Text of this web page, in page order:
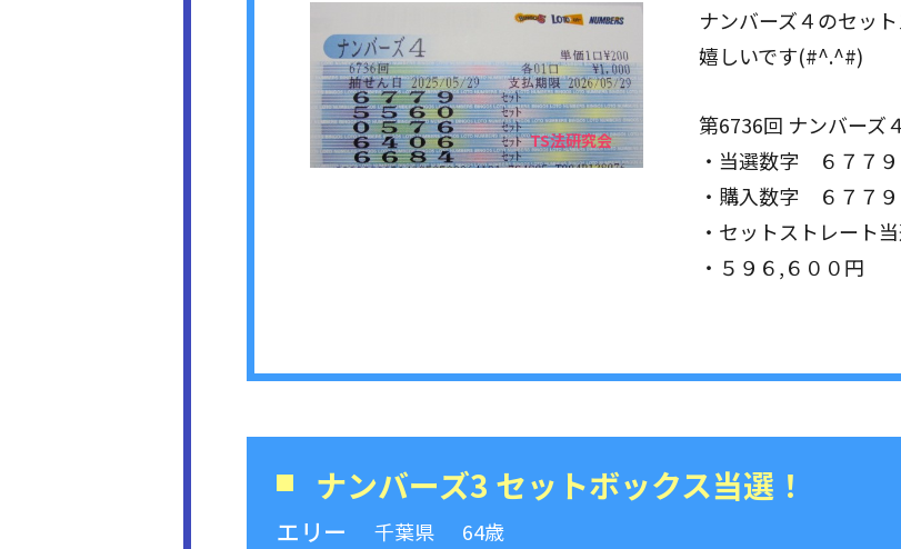
ナンバーズ４のセッ
嬉しいです(#^.^#)
第6736回 ナンバーズ４
・当選数字 ６７７９
・購入数字 ６７７９
・セットストレート当
・５９６,６００円
ナンバーズ3 セットボックス当選！
エリー 千葉県 64歳